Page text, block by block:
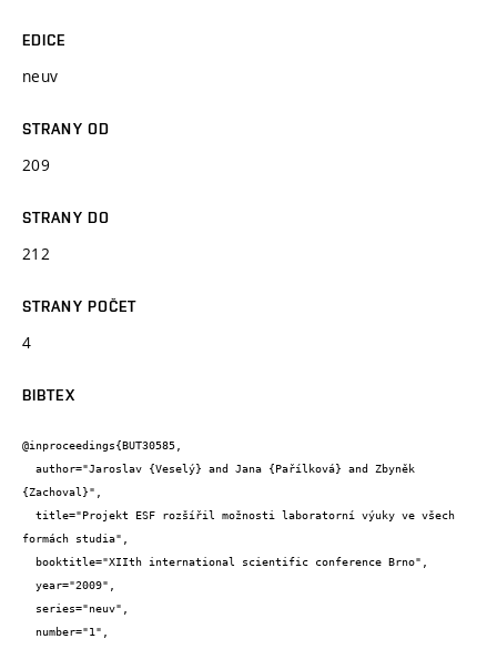
EDICE
neuv
STRANY OD
209
STRANY DO
212
STRANY POČET
4
BIBTEX
@inproceedings{BUT30585,
{Zachoval}",
formách studia",